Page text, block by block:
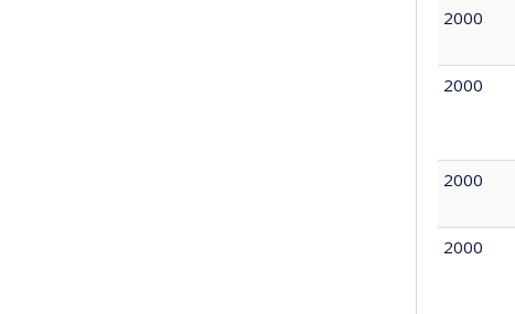
2000
2000
2000
2000